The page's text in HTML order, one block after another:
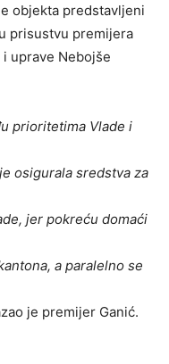
objekta predstavljeni
prisustvu premijera
uprave Nebojše
prioritetima Vlade i
osigurala sredstva za
jer pokreću domaći
a paralelno se
je premijer Ganić.